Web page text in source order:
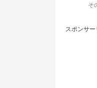
そ
スポンサー